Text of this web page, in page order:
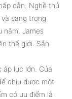
dẫn. Nghề thủ
sang trọng
năm, James
thế giới. Sản
áp lực lớn. Của
chịu được một
có ưu điểm là